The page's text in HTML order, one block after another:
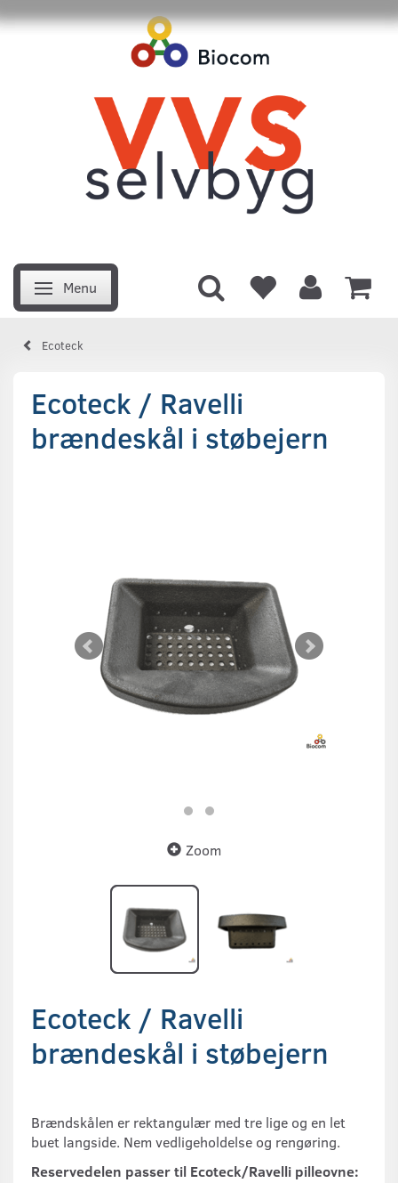
Skifte navigation
Menu
Ecoteck
Ecoteck / Ravelli
brændeskål i støbejern
Zoom
Ecoteck / Ravelli
brændeskål i støbejern
Brændskålen er rektangulær med tre lige og en let
buet langside. Nem vedligeholdelse og rengøring.
Reservedelen passer til Ecoteck/Ravelli pilleovne: